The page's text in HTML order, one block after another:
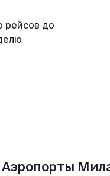
рейсов до
Аэропорты